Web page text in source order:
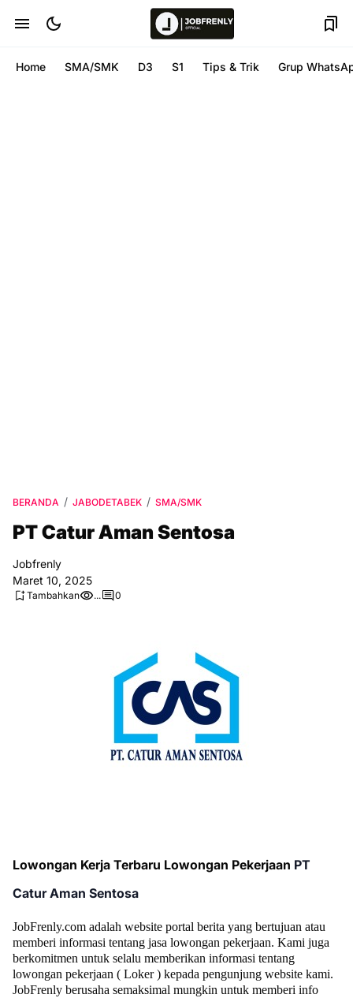
Home SMA/SMK D3 S1 Tips & Trik Grup
BERANDA JABODETABEK SMA/SMK
PT Catur Aman Sentosa
Jobfrenly
Maret 10, 2025
Tambahkan ... 0
Lowongan Kerja Terbaru Lowongan Pekerjaan PT
Catur Aman Sentosa
JobFrenly.com adalah website portal berita yang bertujuan atau
memberi informasi tentang jasa lowongan pekerjaan. Kami juga
berkomitmen untuk selalu memberikan informasi tentang
lowongan pekerjaan ( Loker ) kepada pengunjung website kami.
JobFrenly berusaha semaksimal mungkin untuk memberi info